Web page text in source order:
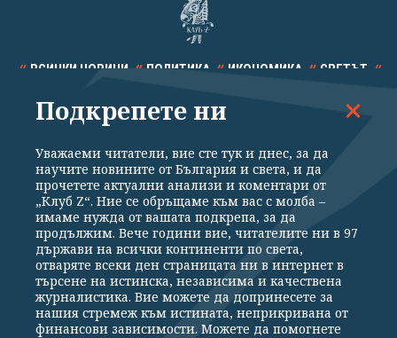
ВСИЧКИ НОВИНИ ПОЛИТИКА ИКОНОМИКА СВЕТЪТ
СПОРТ КУЛТУРА ТЕХНОЛОГИИ КАЛЕЙДОСКОП
Общи условия
Политика за поверителност
Реклама
Партньори Контакти
За Клуб Z
Екип
Подкрепете ни
Подкрепете ни
Уважаеми читатели, вие сте тук и днес, за да
научите новините от България и света, и да
прочетете актуални анализи и коментари от
„Клуб Z“. Ние се обръщаме към вас с молба –
имаме нужда от вашата подкрепа, за да
продължим. Вече години вие, читателите ни в 97
държави на всички континенти по света,
отваряте всеки ден страницата ни в интернет в
търсене на истинска, независима и качествена
журналистика. Вие можете да допринесете за
нашия стремеж към истината, неприкривана от
финансови зависимости. Можете да помогнете